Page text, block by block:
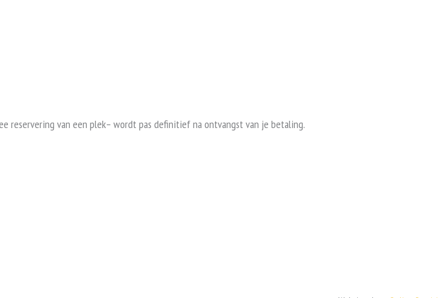
reservering van een plek– wordt pas definitief na ontvangst van je betaling.